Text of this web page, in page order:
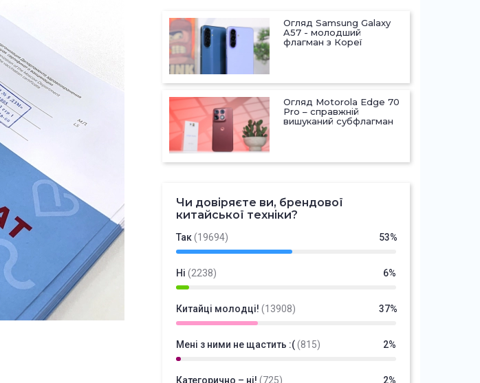
Огляд Samsung Galaxy
A57 - молодший
флагман з Кореї
Огляд Motorola Edge 70
Pro – справжній
вишуканий субфлагман
Чи довіряєте ви, брендової
китайської техніки?
Так(19694) 53%
Ні (2238) 6%
Китайці молодці! (13908) 37%
Мені з ними не щастить :((815) 2%
Категорично – ні! (725) 2%